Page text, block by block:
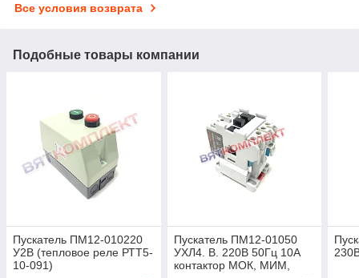
Все условия возврата
Подобные товары компании
Пускатель ПМ12-010220
У2В (тепловое реле РТТ5-
10-091)
Пускатель ПМ12-01050
УХЛ4. В. 220В 50Гц 10А
контактор МОК, МИМ,